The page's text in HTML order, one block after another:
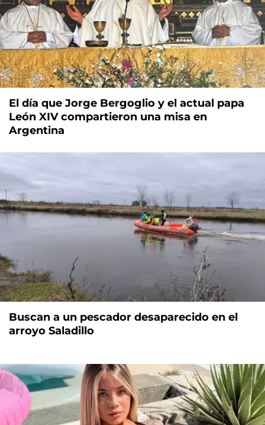
El día que Jorge Bergoglio y el actual papa
León XIV compartieron una misa en
Argentina
Buscan a un pescador desaparecido en el
arroyo Saladillo